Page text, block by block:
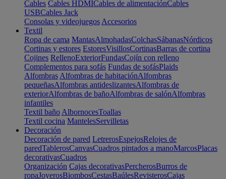
Cables Cables HDMICables de alimentaciónCables
USBCables Jack
Consolas y videojuegos Accesorios
Textil
Ropa de cama MantasAlmohadasColchasSábanasNórdicos
Cortinas y estores EstoresVisillosCortinasBarras de cortina
Cojines RellenoExteriorFundasCojín con relleno
Complementos para sofás Fundas de sofásPlaids
Alfombras Alfombras de habitaciónAlfombras
pequeñasAlfombras antideslizantesAlfombras de
exteriorAlfombras de bañoAlfombras de salónAlfombras
infantiles
Textil baño AlbornocesToallas
Textil cocina MantelesServilletas
Decoración
Decoración de pared LetrerosEspejosRelojes de
paredTablerosCanvasCuadros pintados a manoMarcosPlacas
decorativasCuadros
Organización Cajas decorativasPercherosBurros de
ropaJoyerosBiombosCestasBaúlesRevisterosCajas